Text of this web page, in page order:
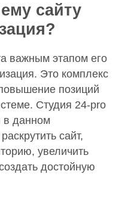
сайту
важным этапом его
Это комплекс
позиций
Студия 24-pro
в данном
сайт,
увеличить
достойную